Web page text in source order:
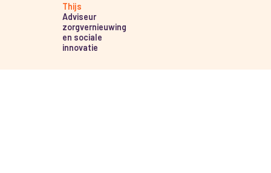
Thijs
Adviseur
zorgvernieuwing
en sociale
innovatie